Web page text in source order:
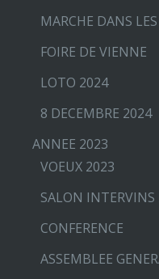
MARCHE DANS
FOIRE DE VIENNE
LOTO 2024
8 DECEMBRE 2024
ANNEE 2023
VOEUX 2023
SALON INTERVINS
CONFERENCE
ASSEMBLEE